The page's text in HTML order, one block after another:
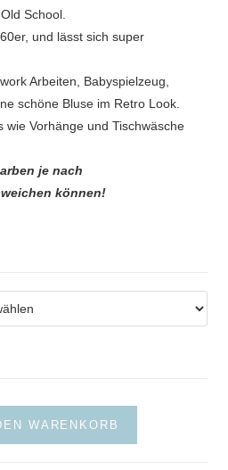
School.
und lässt sich super
Arbeiten, Babyspielzeug,
schöne Bluse im Retro Look.
wie Vorhänge und Tischwäsche
je nach
können!
WARENKORB